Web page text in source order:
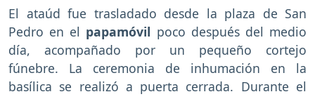
El ataúd fue trasladado desde la plaza de San
Pedro en el papamóvil poco después del medio
día, acompañado por un pequeño cortejo
fúnebre. La ceremonia de inhumación en la
basílica se realizó a puerta cerrada. Durante el